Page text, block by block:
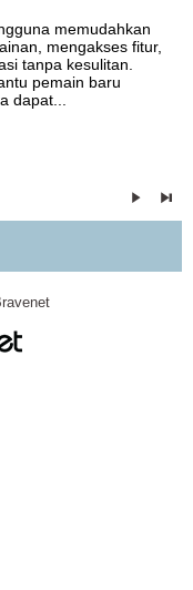
memudahkan
mengakses fitur,
tanpa kesulitan.
pemain baru
dapat...